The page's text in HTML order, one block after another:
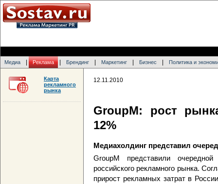
Медиа Реклама Брендинг Маркетинг Бизнес Политика и
12.11.2010
GroupM: рост
12%
Медиахолдинг представил
GroupM представили
российского рекламного рынка.
прирост рекламных затрат в
Карта
рекламного
рынка